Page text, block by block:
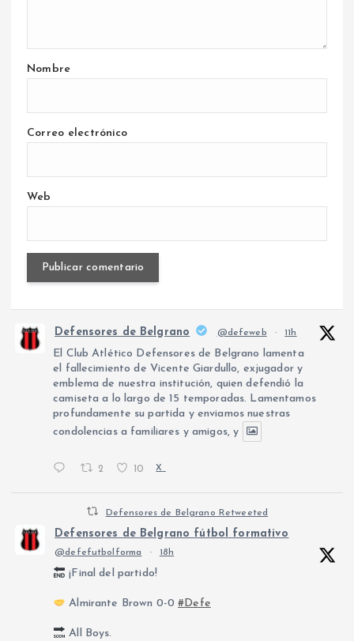
Nombre
Correo electrónico
Web
Defensores de Belgrano @defeweb · 11h
El Club Atlético Defensores de Belgrano lamenta
el fallecimiento de Vicente Giardullo, exjugador y
emblema de nuestra institución, quien defendió la
camiseta a lo largo de 15 temporadas. Lamentamos
profundamente su partida y enviamos nuestras
condolencias a familiares y amigos, y
2 10 X
Defensores de Belgrano Retweeted
Defensores de Belgrano fútbol formativo
@defefutbolforma · 18h
¡Final del partido!
Almirante Brown 0-0#Defe
All Boys.